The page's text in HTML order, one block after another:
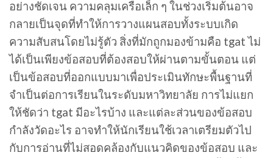
อย่างชัดเจน ความคลุมเครือเล็ก ๆ ในช่วงเริ่มต้นอาจ
กลายเป็นจุดที่ทำให้การวางแผนสอบทั้งระบบเกิด
ความสับสนโดยไม่รู้ตัว สิ่งที่มักถูกมองข้ามคือ tgat ไม่
ได้เป็นเพียงข้อสอบที่ต้องสอบให้ผ่านตามขั้นตอน แต่
เป็นข้อสอบที่ออกแบบมาเพื่อประเมินทักษะพื้นฐานที่
จำเป็นต่อการเรียนในระดับมหาวิทยาลัย การไม่แยก
ให้ชัดว่า tgat มีอะไรบ้าง และแต่ละส่วนของข้อสอบ
กำลังวัดอะไร อาจทำให้นักเรียนใช้เวลาเตรียมตัวไป
กับการอ่านที่ไม่สอดคล้องกับแนวคิดของข้อสอบ และ